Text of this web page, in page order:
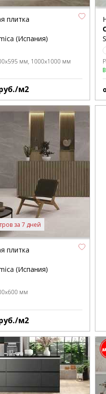
плитка
(Испания)
мм 1000x1000 мм
м2
за 7 дней
плитка
(Испания)
мм
м2